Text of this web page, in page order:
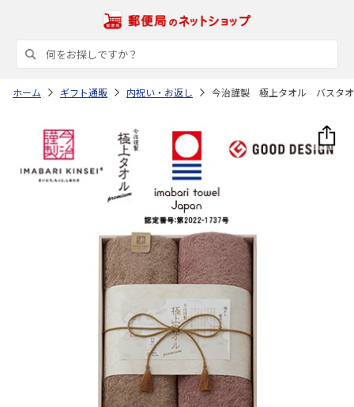
ホーム ギフト通販 内祝い・お返し 今治謹製 極上タオル バスタオ